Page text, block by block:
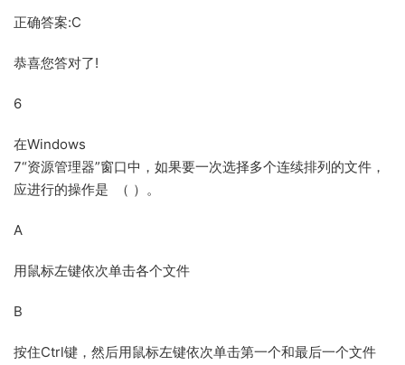
正确答案:C
恭喜您答对了!
6
在Windows
7“资源管理器”窗口中，如果要一次选择多个连续排列的文件，
应进行的操作是 （ ）。
A
用鼠标左键依次单击各个文件
B
按住Ctrl键，然后用鼠标左键依次单击第一个和最后一个文件